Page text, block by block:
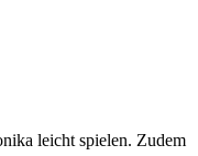
leicht spielen. Zudem